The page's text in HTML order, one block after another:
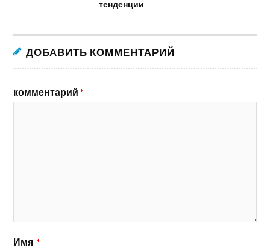
тенденции
ДОБАВИТЬ КОММЕНТАРИЙ
комментарий *
Имя *